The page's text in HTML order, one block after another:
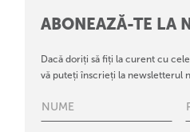
ABONEAZĂ-TE LA
Dacă doriți să fiți la curent cu
vă puteți înscrieți la newsletterul